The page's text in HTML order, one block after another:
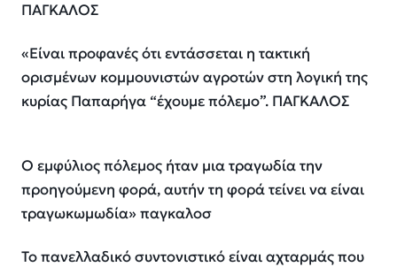
ΠΑΓΚΑΛΟΣ
«Είναι προφανές ότι εντάσσεται η τακτική
ορισμένων κομμουνιστών αγροτών στη λογική της
κυρίας Παπαρήγα “έχουμε πόλεμο”. ΠΑΓΚΑΛΟΣ
Ο εμφύλιος πόλεμος ήταν μια τραγωδία την
προηγούμενη φορά, αυτήν τη φορά τείνει να είναι
τραγωκωμωδία» παγκαλοσ
Το πανελλαδικό συντονιστικό είναι αχταρμάς που